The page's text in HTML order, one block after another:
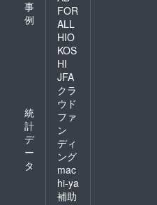
事
例
統
計
デ
ー
タ
FOR
ALL
HIO
KOS
HI
JFA
クラ
ウド
ファ
ン
ディ
ング
mac
hi-ya
補助